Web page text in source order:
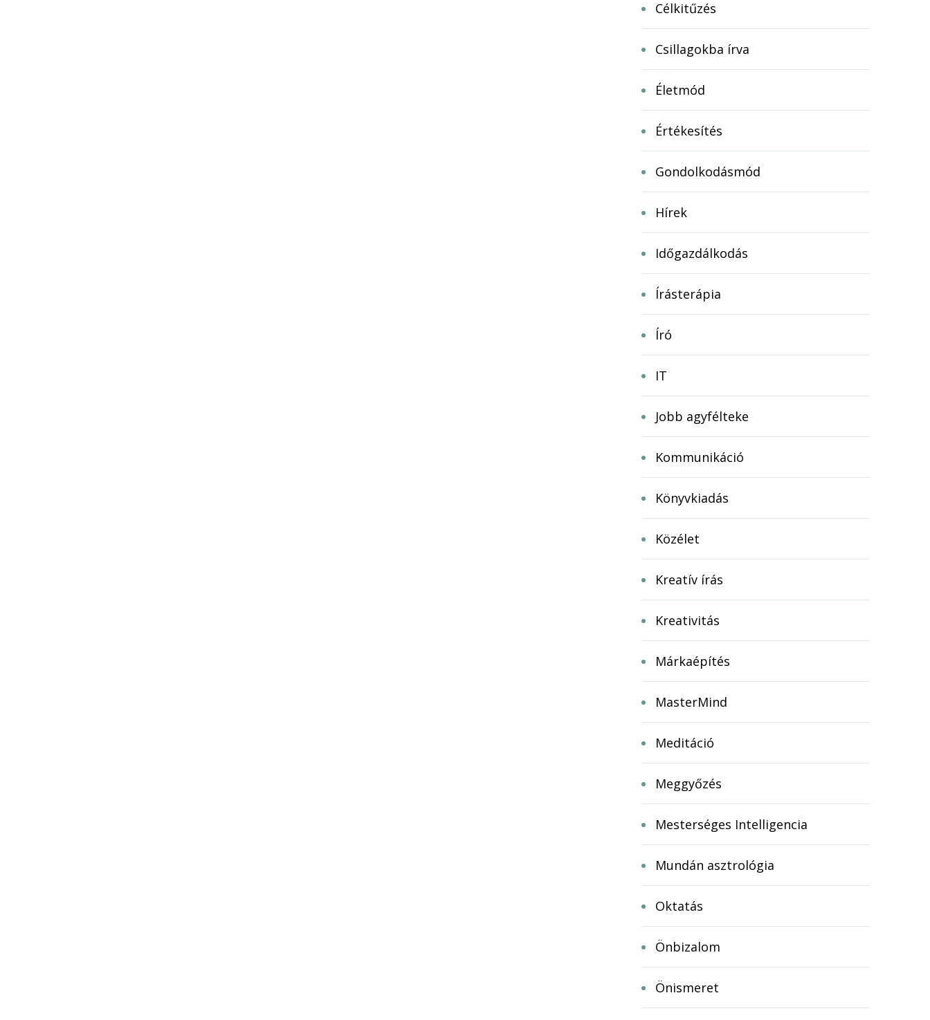
Célkitűzés
Csillagokba írva
Életmód
Értékesítés
Gondolkodásmód
Hírek
Időgazdálkodás
Írásterápia
Író
IT
Jobb agyfélteke
Kommunikáció
Könyvkiadás
Közélet
Kreatív írás
Kreativitás
Márkaépítés
MasterMind
Meditáció
Meggyőzés
Mesterséges Intelligencia
Mundán asztrológia
Oktatás
Önbizalom
Önismeret